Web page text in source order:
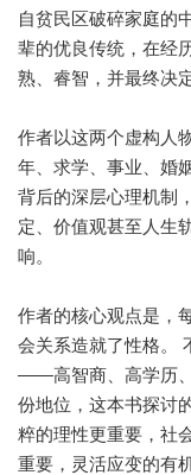
自贫民区破碎家庭的
辈的优良传统，在经
熟、睿智，并最终决
作者以这两个虚构人
年、求学、事业、婚
背后的深层心理机制
定、价值观甚至人生
响。
作者的核心观点是，
会关系造就了性格。
——高智商、高学历
份地位，这本书探讨
粹的理性更重要，社
重要，灵活应变的有